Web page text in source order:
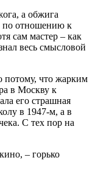
а обжига
по отношению к
сам мастер – как
весь смысловой
потому, что жарким
в Москву к
его страшная
в 1947-м, а в
С тех пор на
– горько